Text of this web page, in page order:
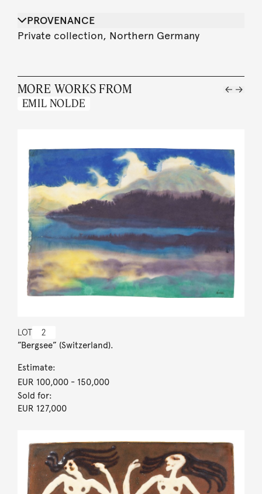
PROVENANCE
Private collection, Northern Germany
MORE WORKS FROM
EMIL NOLDE
LOT 2
”Bergsee” (Switzerland).
Estimate:
EUR 100,000- 150,000
Sold for:
EUR 127,000